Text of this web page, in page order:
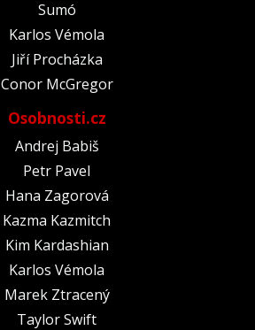
Sumó
Karlos Vémola
Jiří Procházka
Conor McGregor
Osobnosti.cz
Andrej Babiš
Petr Pavel
Hana Zagorová
Kazma Kazmitch
Kim Kardashian
Karlos Vémola
Marek Ztracený
Taylor Swift